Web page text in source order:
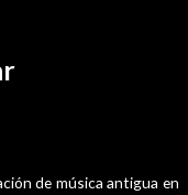
de música antigua en